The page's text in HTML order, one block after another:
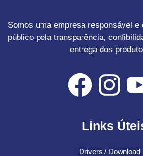
Somos uma empresa responsável e
público pela transparência,
entrega dos
Links
Drivers / Download